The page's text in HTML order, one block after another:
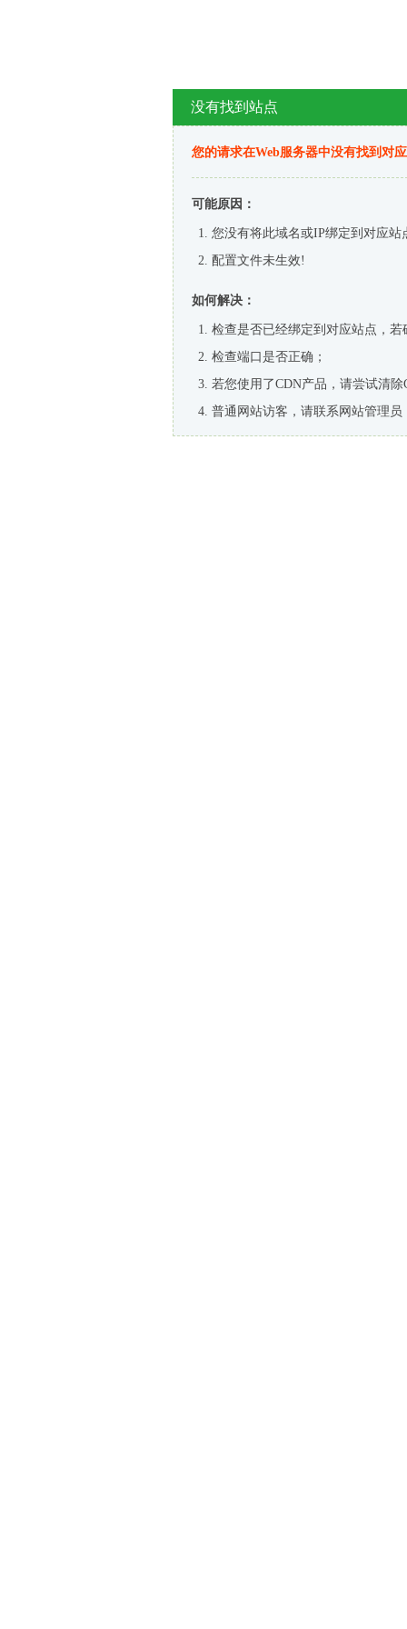
没有找到站点
您的请求在Web服务器中没有找到对
可能原因：
您没有将此域名或IP绑定到对应站
配置文件未生效!
如何解决：
检查是否已经绑定到对应站点，
检查端口是否正确；
若您使用了CDN产品，请尝试清除
普通网站访客，请联系网站管理员